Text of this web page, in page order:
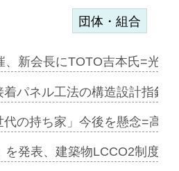
団体・組合
、新会長にTOTO吉本氏=光
着パネル工法の構造設計指針
代の持ち家」今後を懸念=高
を発表、建築物LCCO2制度